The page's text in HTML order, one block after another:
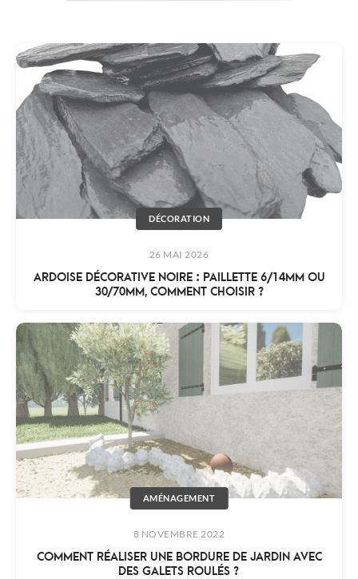
DÉCORATION
26 MAI 2026
ARDOISE DÉCORATIVE NOIRE : PAILLETTE 6/14MM OU
30/70MM, COMMENT CHOISIR ?
AMÉNAGEMENT
8 NOVEMBRE 2022
COMMENT RÉALISER UNE BORDURE DE JARDIN AVEC
DES GALETS ROULÉS ?